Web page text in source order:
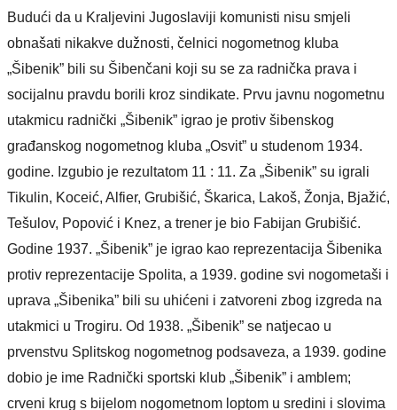
Budući da u Kraljevini Jugoslaviji komunisti nisu smjeli
obnašati nikakve dužnosti, čelnici nogometnog kluba
„Šibenik” bili su Šibenčani koji su se za radnička prava i
socijalnu pravdu borili kroz sindikate. Prvu javnu nogometnu
utakmicu radnički „Šibenik” igrao je protiv šibenskog
građanskog nogometnog kluba „Osvit” u studenom 1934.
godine. Izgubio je rezultatom 11 : 11. Za „Šibenik” su igrali
Tikulin, Koceić, Alfier, Grubišić, Škarica, Lakoš, Žonja, Bjažić,
Tešulov, Popović i Knez, a trener je bio Fabijan Grubišić.
Godine 1937. „Šibenik” je igrao kao reprezentacija Šibenika
protiv reprezentacije Spolita, a 1939. godine svi nogometaši i
uprava „Šibenika” bili su uhićeni i zatvoreni zbog izgreda na
utakmici u Trogiru. Od 1938. „Šibenik” se natjecao u
prvenstvu Splitskog nogometnog podsaveza, a 1939. godine
dobio je ime Radnički sportski klub „Šibenik” i amblem;
crveni krug s bijelom nogometnom loptom u sredini i slovima